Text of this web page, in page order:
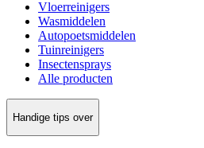
Vloerreinigers
Wasmiddelen
Autopoetsmiddelen
Tuinreinigers
Insectensprays
Alle producten
Handige tips over